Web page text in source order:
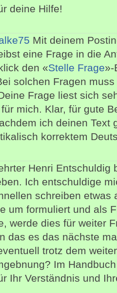
deine Hilfe!
Mit deinem
eine Frage in die
den «Stelle Frage»-
solchen Fragen
Frage liest sich
mich. Klar, für gute
ich deinen Text
korrektem
Henri Entschuldig
Ich entschuldige
schreiben etwas
um formuliert und als
werde dies für weiter
das es das nächste
trotz dem
Im
Ihr Verständnis und